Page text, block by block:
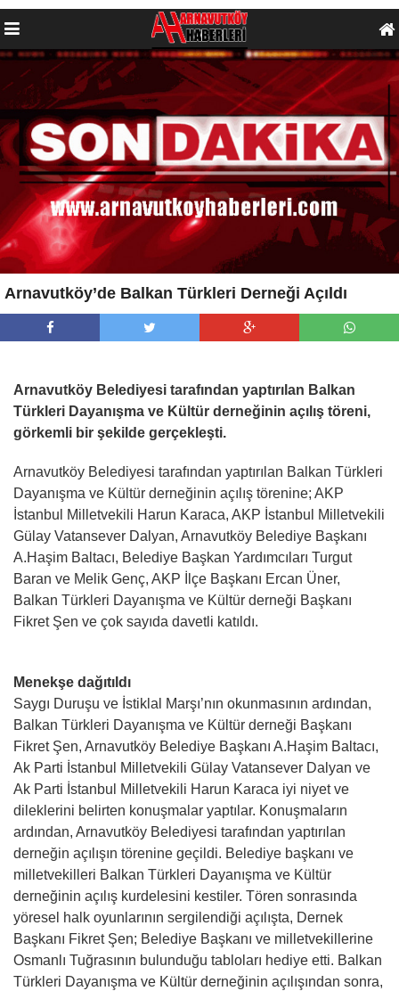
Arnavutköy’de Balkan Türkleri Derneği Açıldı
Arnavutköy Belediyesi tarafından yaptırılan Balkan
Türkleri Dayanışma ve Kültür derneğinin açılış töreni,
görkemli bir şekilde gerçekleşti.
Arnavutköy Belediyesi tarafından yaptırılan Balkan Türkleri
Dayanışma ve Kültür derneğinin açılış törenine; AKP
İstanbul Milletvekili Harun Karaca, AKP İstanbul Milletvekili
Gülay Vatansever Dalyan, Arnavutköy Belediye Başkanı
A.Haşim Baltacı, Belediye Başkan Yardımcıları Turgut
Baran ve Melik Genç, AKP İlçe Başkanı Ercan Üner,
Balkan Türkleri Dayanışma ve Kültür derneği Başkanı
Fikret Şen ve çok sayıda davetli katıldı.
Menekşe dağıtıldı
Saygı Duruşu ve İstiklal Marşı’nın okunmasının ardından,
Balkan Türkleri Dayanışma ve Kültür derneği Başkanı
Fikret Şen, Arnavutköy Belediye Başkanı A.Haşim Baltacı,
Ak Parti İstanbul Milletvekili Gülay Vatansever Dalyan ve
Ak Parti İstanbul Milletvekili Harun Karaca iyi niyet ve
dileklerini belirten konuşmalar yaptılar. Konuşmaların
ardından, Arnavutköy Belediyesi tarafından yaptırılan
derneğin açılışın törenine geçildi. Belediye başkanı ve
milletvekilleri Balkan Türkleri Dayanışma ve Kültür
derneğinin açılış kurdelesini kestiler. Tören sonrasında
yöresel halk oyunlarının sergilendiği açılışta, Dernek
Başkanı Fikret Şen; Belediye Başkanı ve milletvekillerine
Osmanlı Tuğrasının bulunduğu tabloları hediye etti. Balkan
Türkleri Dayanışma ve Kültür derneğinin açılışından sonra,